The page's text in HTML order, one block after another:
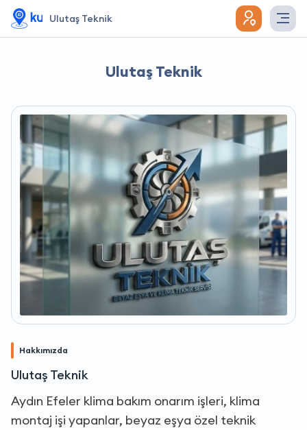
Ulutaş Teknik
Ulutaş Teknik
Hakkımızda
Ulutaş Teknik
Aydın Efeler klima bakım onarım işleri, klima
montaj işi yapanlar, beyaz eşya özel teknik